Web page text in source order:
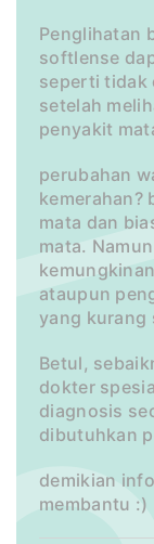
Penglihatan
softlense
seperti tidak
setelah
penyakit
perubahan
kemerahan?
mata dan
mata.
ataupun
yang kurang
Betul,
dokter
diagnosis
dibutuhkan
demikian
membantu :)